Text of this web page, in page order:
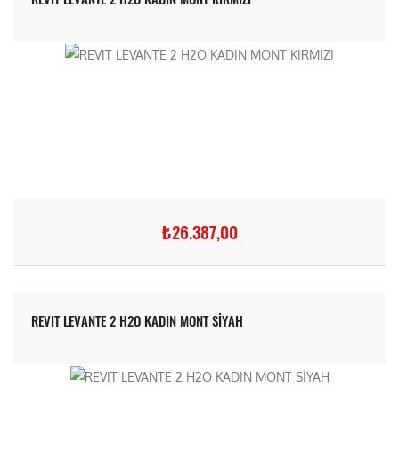
₺26.387,00
REVIT LEVANTE 2 H2O KADIN MONT SİYAH